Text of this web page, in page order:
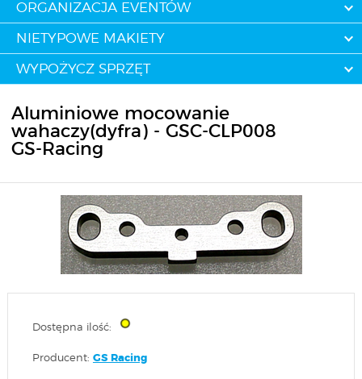
ORGANIZACJA EVENTÓW
NIETYPOWE MAKIETY
WYPOŻYCZ SPRZĘT
Aluminiowe mocowanie
wahaczy(dyfra) - GSC-CLP008
GS-Racing
Dostępna ilość:
Producent: GS Racing